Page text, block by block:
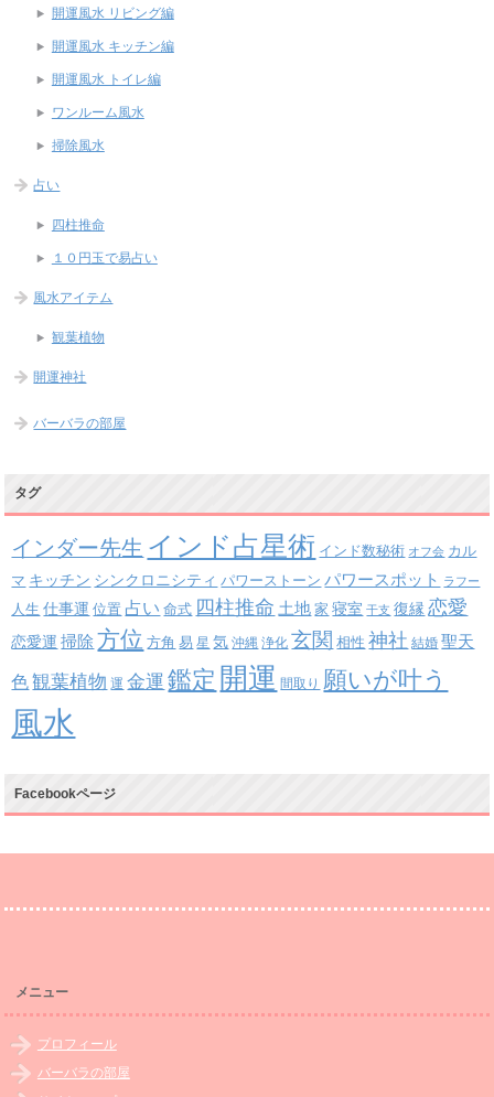
開運風水 リビング編
開運風水 キッチン編
開運風水 トイレ編
ワンルーム風水
掃除風水
占い
四柱推命
１０円玉で易占い
風水アイテム
観葉植物
開運神社
バーバラの部屋
タグ
インダー先生 インド占星術 インド数秘術 オフ会 カル
マ キッチン シンクロニシティ パワーストーン パワースポット ラフー
人生 仕事運 位置 占い 命式 四柱推命 土地 家 寝室 干支 復縁 恋愛
恋愛運 掃除 方位 方角 易 星 気 沖縄 浄化 玄関 相性 神社 結婚 聖天
色 観葉植物 運 金運 鑑定 開運 間取り 願いが叶う
風水
Facebookページ
メニュー
プロフィール
バーバラの部屋